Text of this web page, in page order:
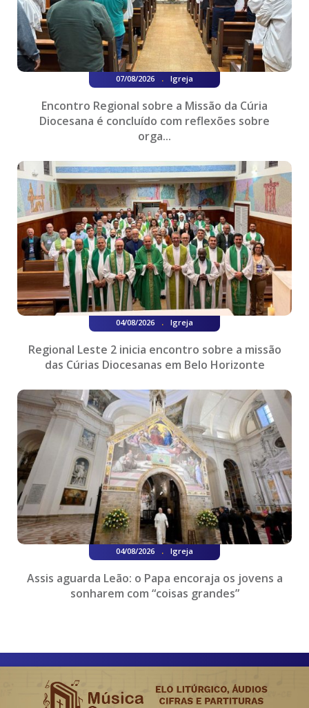
07/08/2026 . Igreja
Encontro Regional sobre a Missão da Cúria
Diocesana é concluído com reflexões sobre
orga...
04/08/2026 . Igreja
Regional Leste 2 inicia encontro sobre a missão
das Cúrias Diocesanas em Belo Horizonte
04/08/2026 . Igreja
Assis aguarda Leão: o Papa encoraja os jovens a
sonharem com “coisas grandes”